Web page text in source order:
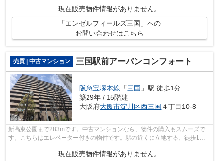
現在販売物件情報がありません。
「エンゼルフィールズ三国」への
お問い合わせはこちら
売買 | 中古マンション 三国駅前アーバンコンフォート
阪急宝塚本線 「三国 」駅 徒歩1分
築29年 / 15階建
大阪府大阪市淀川区西三国 ４丁目10-8
新高東公園まで283mです。中古マンションなら、物件の購入もスムーズで
す。こちらはエレベーター付きの物件です。駅の近くに立地する、徒歩1分
圏内の物件です。阪急宝塚本線三国周辺を...
現在販売物件情報がありません。